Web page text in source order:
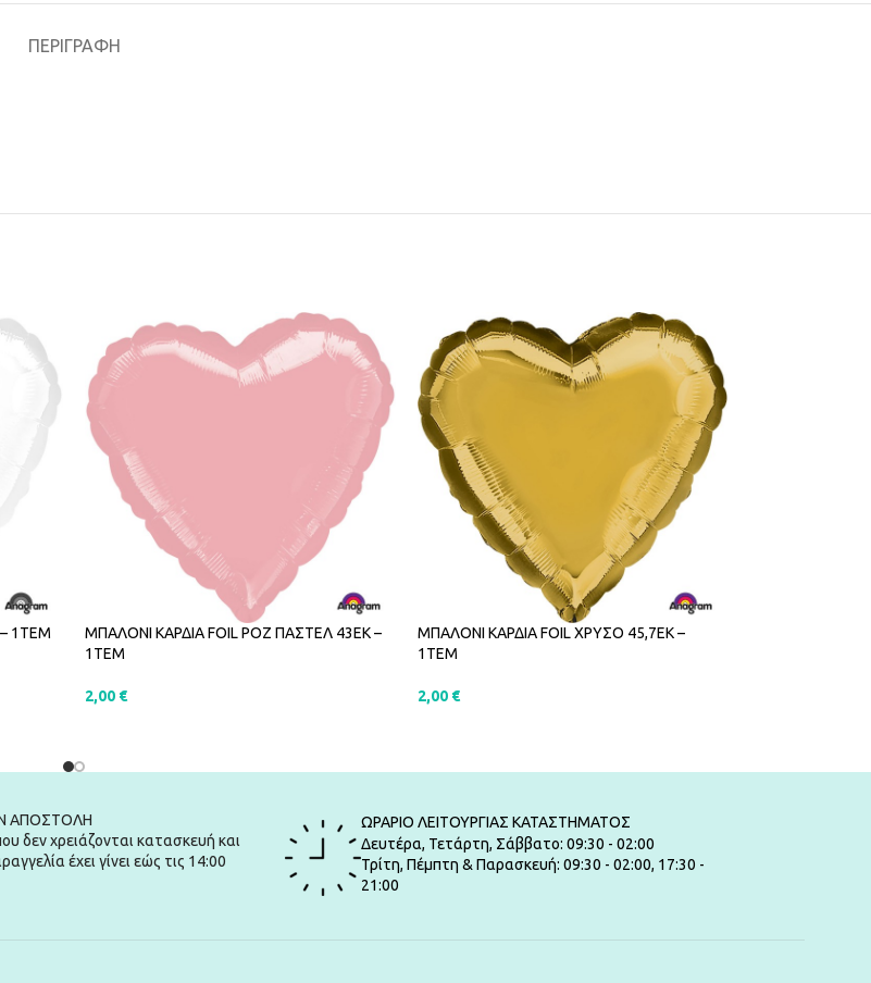
ΠΕΡΙΓΡΑΦΉ
1ΤΕΜ
ΜΠΑΛΟΝΙ ΚΑΡΔΙΑ FOIL ΡΟΖ ΠΑΣΤΕΛ 43ΕΚ –
1ΤΕΜ
2,00 €
ΜΠΑΛΟΝΙ ΚΑΡΔΙΑ FOIL ΧΡΥΣΟ 45,7ΕΚ –
1ΤΕΜ
2,00 €
ΑΠΟΣΤΟΛΗ
δεν χρειάζονται κατασκευή και
έχει γίνει εώς τις 14:00
ΩΡΑΡΙΟ ΛΕΙΤΟΥΡΓΙΑΣ ΚΑΤΑΣΤΗΜΑΤΟΣ
Δευτέρα, Τετάρτη, Σάββατο: 09:30 - 02:00
Τρίτη, Πέμπτη & Παρασκευή: 09:30 - 02:00, 17:30 -
21:00